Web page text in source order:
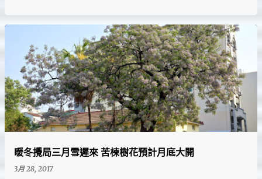
暖冬攪局三月雪遲來 苦楝樹花預計月底大開
3月 28, 2017